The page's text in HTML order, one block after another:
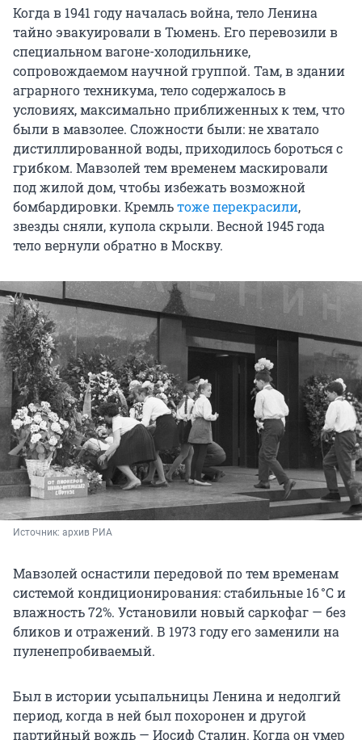
Когда в 1941 году началась война, тело Ленина
тайно эвакуировали в Тюмень. Его перевозили в
специальном вагоне-холодильнике,
сопровождаемом научной группой. Там, в здании
аграрного техникума, тело содержалось в
условиях, максимально приближенных к тем, что
были в мавзолее. Сложности были: не хватало
дистиллированной воды, приходилось бороться с
грибком. Мавзолей тем временем маскировали
под жилой дом, чтобы избежать возможной
бомбардировки. Кремльтоже перекрасили,
звезды сняли, купола скрыли. Весной 1945 года
тело вернули обратно в Москву.
Источник: архив РИА
Мавзолей оснастили передовой по тем временам
системой кондиционирования: стабильные 16 °Cи
влажность 72%. Установили новый саркофаг — без
бликов и отражений. В 1973 году его заменили на
пуленепробиваемый.
Был в истории усыпальницы Ленина и недолгий
период, когда в ней был похоронен и другой
партийный вождь — Иосиф Сталин. Когда он умер